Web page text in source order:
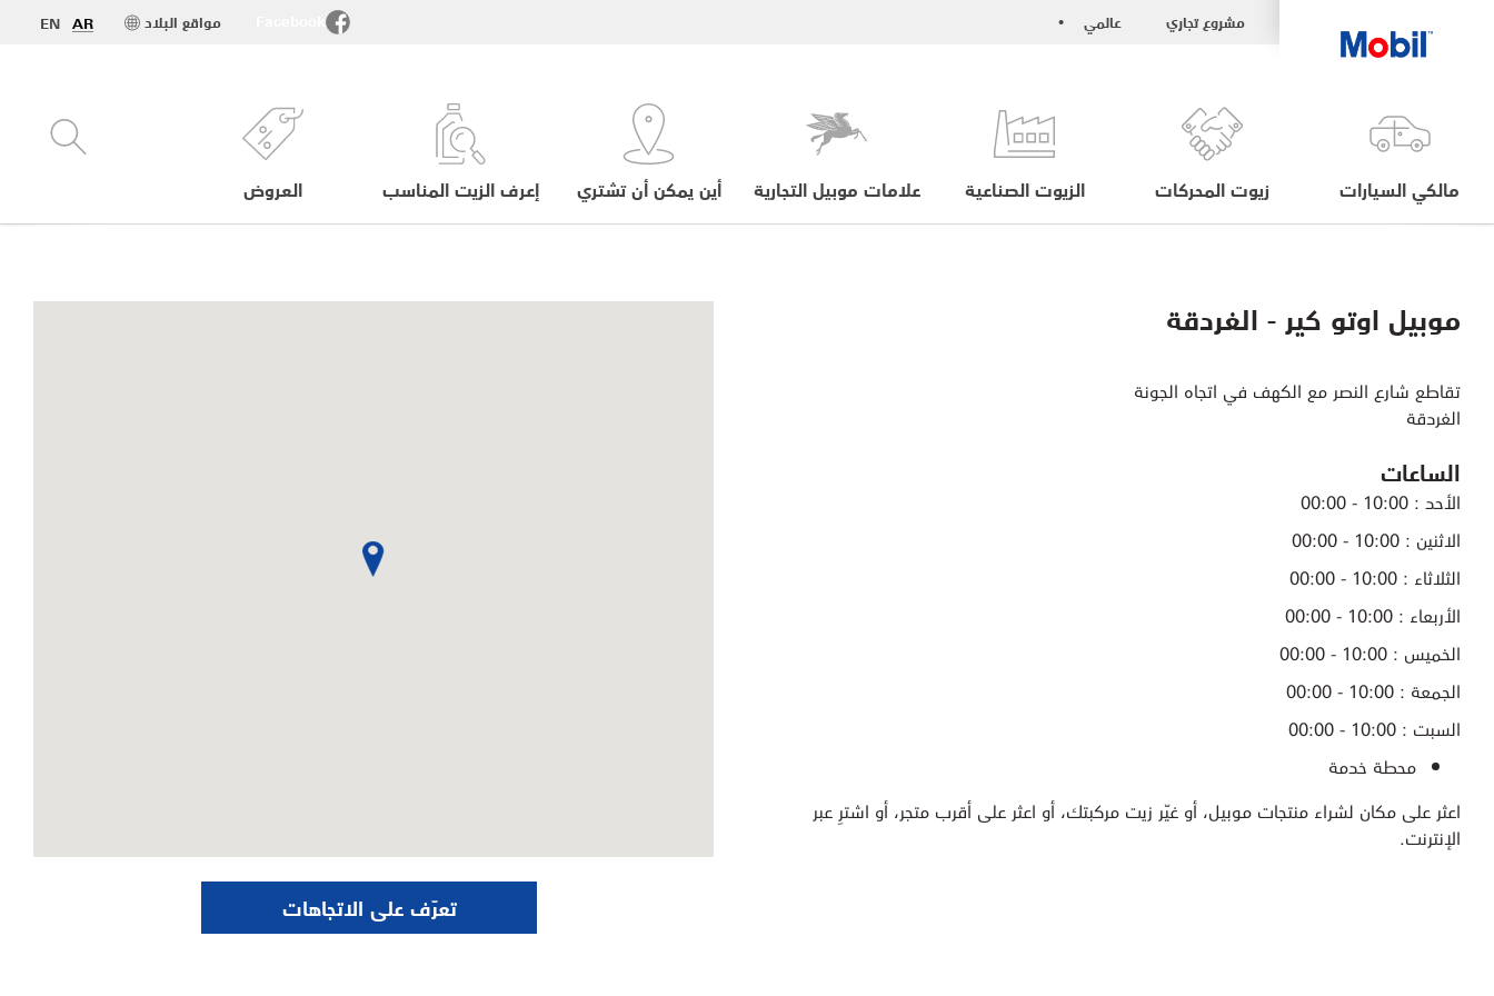
مشروع تجاري • عالمي EN AR مواقع البلاد
العروض إعرف الزيت المناسب أين يمكن أن تشتري علامات موبيل التجارية الزيوت الصناعية زيوت المحركات مالكي السيارات
موبيل اوتو كير - الغردقة
تقاطع شارع النصر مع الكهف في اتجاه الجونة
الغردقة
الساعات
الأحد : 10:00 - 00:00
الاثنين : 10:00 - 00:00
الثلاثاء : 10:00 - 00:00
الأربعاء : 10:00 - 00:00
الخميس : 10:00 - 00:00
الجمعة : 10:00 - 00:00
السبت : 10:00 - 00:00
محطة خدمة
اعثر على مكان لشراء منتجات موبيل، أو غيّر زيت مركبتك، أو اعثر على أقرب متجر، أو اشترِ عبر
الإنترنت.
تعرّف على الاتجاهات